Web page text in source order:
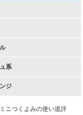
系
ジ
ニつくよみの使い道評